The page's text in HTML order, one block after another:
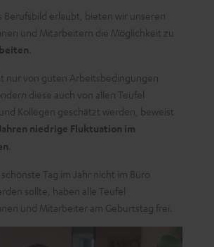
Berufsbild erlaubt, bieten wir unseren
und Mitarbeitern die Möglichkeit zu
nur von guten Arbeitsbedingungen
diese auch von allen Teufel
Kollegen geschätzt werden, beweist
niedrige Fluktuation im
Tag im Jahr nicht im Büro
sollte, haben alle Teufel
und Mitarbeiter am Geburtstag frei.